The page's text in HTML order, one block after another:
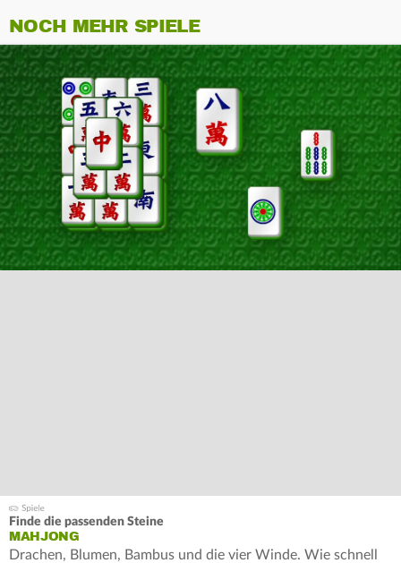
NOCH MEHR SPIELE
Finde die passenden Steine
MAHJONG
Drachen, Blumen, Bambus und die vier Winde. Wie schnell